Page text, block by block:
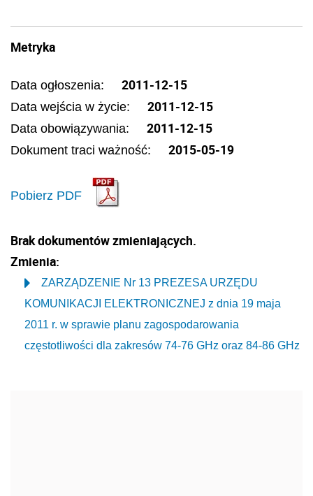
Metryka
Data ogłoszenia: 2011-12-15
Data wejścia w życie: 2011-12-15
Data obowiązywania: 2011-12-15
Dokument traci ważność: 2015-05-19
Pobierz PDF
Brak dokumentów zmieniających.
Zmienia:
ZARZĄDZENIE Nr 13 PREZESA URZĘDU
KOMUNIKACJI ELEKTRONICZNEJ z dnia 19 maja
2011 r. w sprawie planu zagospodarowania
częstotliwości dla zakresów 74-76 GHz oraz 84-86 GHz